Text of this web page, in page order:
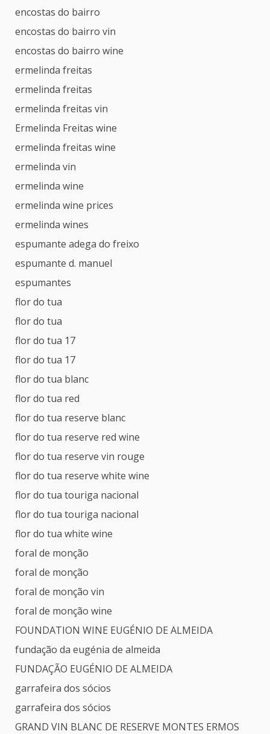
encostas do bairro
encostas do bairro vin
encostas do bairro wine
ermelinda freitas
ermelinda freitas
ermelinda freitas vin
Ermelinda Freitas wine
ermelinda freitas wine
ermelinda vin
ermelinda wine
ermelinda wine prices
ermelinda wines
espumante adega do freixo
espumante d. manuel
espumantes
flor do tua
flor do tua
flor do tua 17
flor do tua 17
flor do tua blanc
flor do tua red
flor do tua reserve blanc
flor do tua reserve red wine
flor do tua reserve vin rouge
flor do tua reserve white wine
flor do tua touriga nacional
flor do tua touriga nacional
flor do tua white wine
foral de monção
foral de monção
foral de monção vin
foral de monção wine
FOUNDATION WINE EUGÉNIO DE ALMEIDA
fundação da eugénia de almeida
FUNDAÇÃO EUGÉNIO DE ALMEIDA
garrafeira dos sócios
garrafeira dos sócios
GRAND VIN BLANC DE RESERVE MONTES ERMOS